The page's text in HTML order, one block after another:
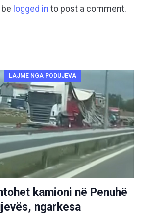
logged in to post a comment.
LAJME NGA PODUJEVA
kamioni në Penuhë
ngarkesa